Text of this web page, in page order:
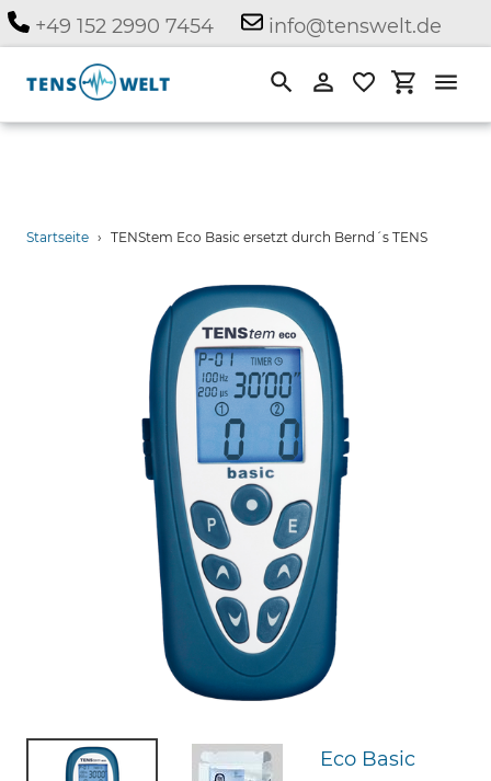
Direkt
zum
Inhalt
+49 152 2990 7454 info@tenswelt.de
SuchenEinloggen
Startseite › TENStem Eco Basic ersetzt durch Bernd´s TENS